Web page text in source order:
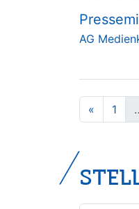
AG
« 1